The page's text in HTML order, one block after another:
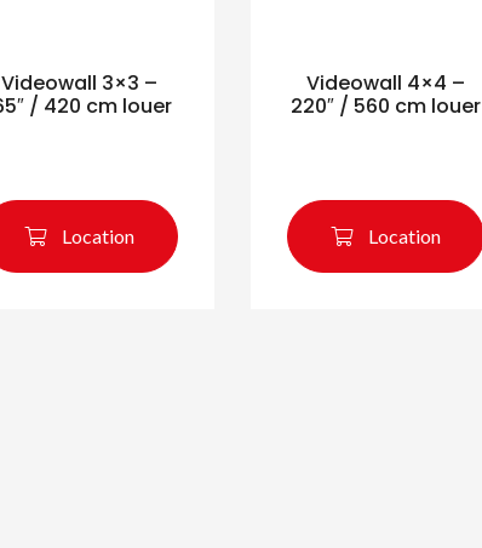
Videowall 3×3 –
/ 420 cm louer
Location
Videowall 4×4 –
220″ / 560 cm louer
Location